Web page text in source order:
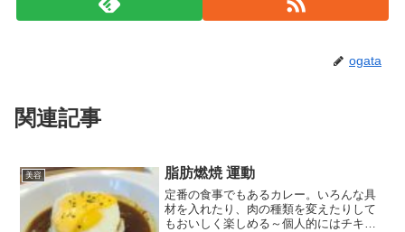
ogata
関連記事
美容 脂肪燃焼 運動
定番の食事でもあるカレー。いろんな具
材を入れたり、肉の種類を変えたりして
もおいしく楽しめる～個人的にはチキン